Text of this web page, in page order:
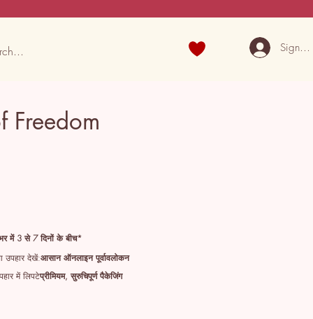
Sign
Freedom
में 3 से 7 दिनों के बीच*
उपहार देखें:आसान ऑनलाइन पूर्वावलोकन
में लिपटेप्रीमियम, सुरुचिपूर्ण पैकेजिंग